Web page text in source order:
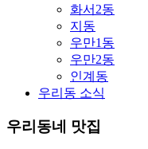
화서2동
지동
우만1동
우만2동
인계동
우리동 소식
우리동네 맛집